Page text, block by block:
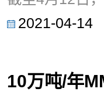
2021-04-14
10万吨/年